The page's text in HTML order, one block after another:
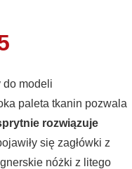
do modeli
paleta tkanin pozwala
rozwiązuje
się zagłówki z
nóżki z litego